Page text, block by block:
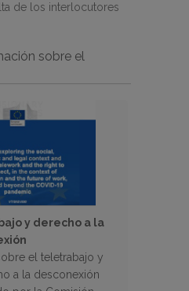
de los interlocutores
sobre el
y derecho a la
el teletrabajo y
a la desconexión